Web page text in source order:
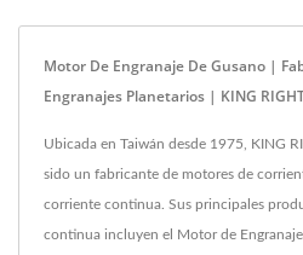
Motor De Engranaje De Gusano |
Engranajes Planetarios | KING
Ubicada en Taiwán desde 1975, KING
sido un fabricante de motores de
corriente continua. Sus principales
continua incluyen el Motor de